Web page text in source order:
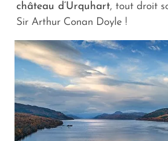
château d’Urquhart, tout droit
Sir Arthur Conan Doyle !